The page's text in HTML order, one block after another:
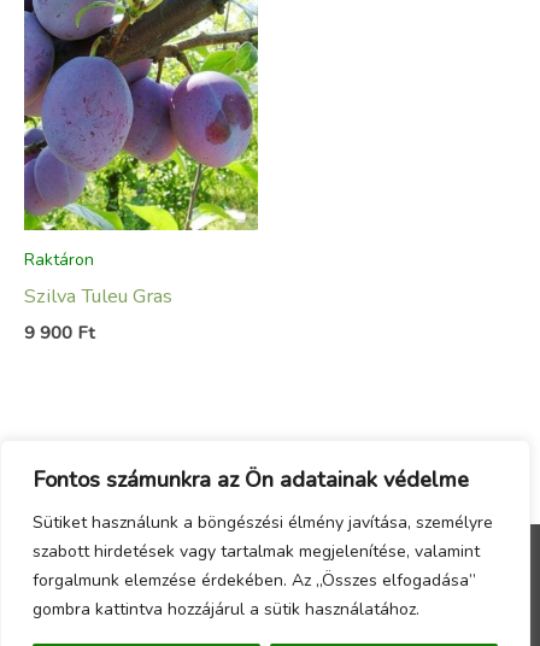
Fontos számunkra az Ön adatainak védelme
Sütiket használunk a böngészési élmény javítása, személyre
szabott hirdetések vagy tartalmak megjelenítése, valamint
forgalmunk elemzése érdekében. Az „Összes elfogadása”
gombra kattintva hozzájárul a sütik használatához.
Raktáron
Szilva Tuleu Gras
9 900 Ft
Menu